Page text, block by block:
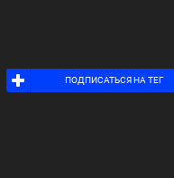
ПОДПИСАТЬСЯ НА ТЕГ